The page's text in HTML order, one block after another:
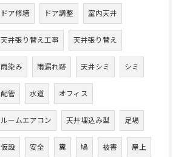
ドア修繕 ドア調整 室内天井
天井張り替え工事 天井張り替え
雨染み 雨漏れ跡 天井シミ シミ
配管 水道 オフィス
ルームエアコン 天井埋込み型 足場
仮設 安全 糞 鳩 被害 屋上